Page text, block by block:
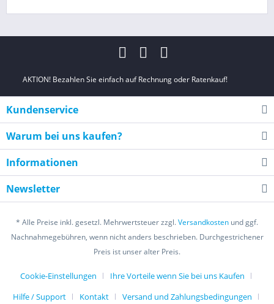
AKTION! Bezahlen Sie einfach auf Rechnung oder Ratenkauf!
Kundenservice
Warum bei uns kaufen?
Informationen
Newsletter
* Alle Preise inkl. gesetzl. Mehrwertsteuer zzgl.Versandkosten und ggf.
Nachnahmegebühren, wenn nicht anders beschrieben. Durchgestrichener
Preis ist unser alter Preis.
Cookie-Einstellungen
Ihre Vorteile wenn Sie bei uns Kaufen
Hilfe / Support
Kontakt
Versand und Zahlungsbedingungen